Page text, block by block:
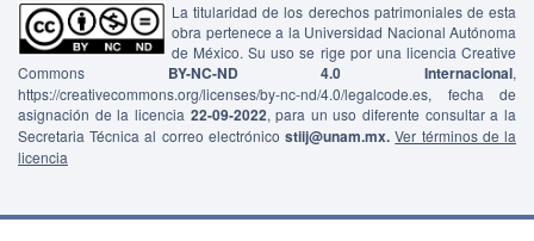
La titularidad de los derechos patrimoniales de esta
obra pertenece a la Universidad Nacional Autónoma
de México. Su uso se rige por una licencia Creative
Commons BY-NC-ND 4.0 Internacional,
https://creativecommons.org/licenses/by-nc-nd/4.0/legalcode.es, fecha de
asignación de la licencia 22-09-2022, para un uso diferente consultar a la
Secretaria Técnica al correo electrónicostiij@unam.mx. Ver términos de la
licencia